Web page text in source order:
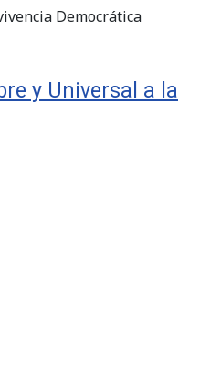
Democrática
y Universal a la